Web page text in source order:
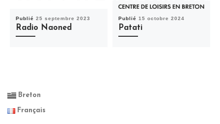
Publié 25 septembre 2023
Radio Naoned
Publié 15 octobre 2024
Patati
Breton
Français